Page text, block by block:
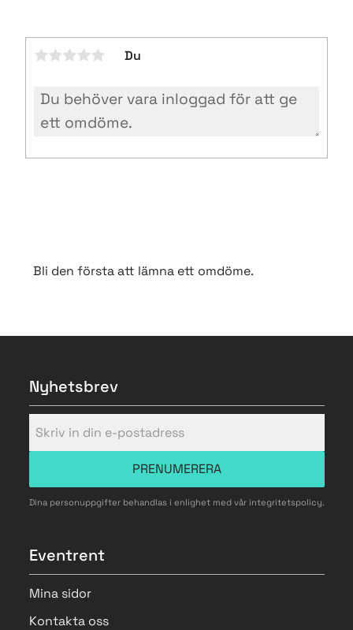
Du
Bli den första att lämna ett omdöme.
Nyhetsbrev
PRENUMERERA
Dina personuppgifter behandlas i enlighet med vår integritetspolicy.
Eventrent
Mina sidor
Kontakta oss